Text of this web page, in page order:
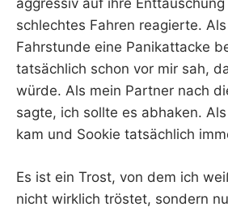
aggressiv auf ihre
schlechtes Fahren reagierte.
Fahrstunde eine Panikattacke
tatsächlich schon vor mir sah,
würde. Als mein Partner nach
sagte, ich sollte es abhaken.
kam und Sookie tatsächlich
Es ist ein Trost, von dem ich
nicht wirklich tröstet, sondern